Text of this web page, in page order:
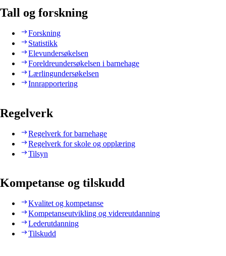
Tall og forskning
Forskning
Statistikk
Elevundersøkelsen
Foreldreundersøkelsen i barnehage
Lærlingundersøkelsen
Innrapportering
Regelverk
Regelverk for barnehage
Regelverk for skole og opplæring
Tilsyn
Kompetanse og tilskudd
Kvalitet og kompetanse
Kompetanseutvikling og videreutdanning
Lederutdanning
Tilskudd